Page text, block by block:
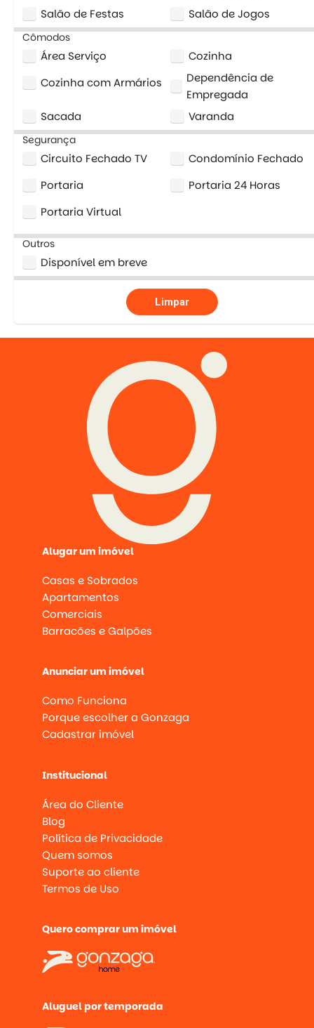
Salão de Festas
Salão de Jogos
Cômodos
Área Serviço
Cozinha
Cozinha com Armários
Dependência de
Empregada
Sacada
Varanda
Segurança
Circuito Fechado TV
Condomínio Fechado
Portaria
Portaria 24 Horas
Portaria Virtual
Outros
Disponível em breve
Limpar
Alugar um imóvel
Casas e Sobrados
Apartamentos
Comerciais
Barracões e Galpões
Anunciar um imóvel
Como Funciona
Porque escolher a Gonzaga
Cadastrar imóvel
Institucional
Área do Cliente
Blog
Política de Privacidade
Quem somos
Suporte ao cliente
Termos de Uso
Quero comprar um imóvel
Aluguel por temporada